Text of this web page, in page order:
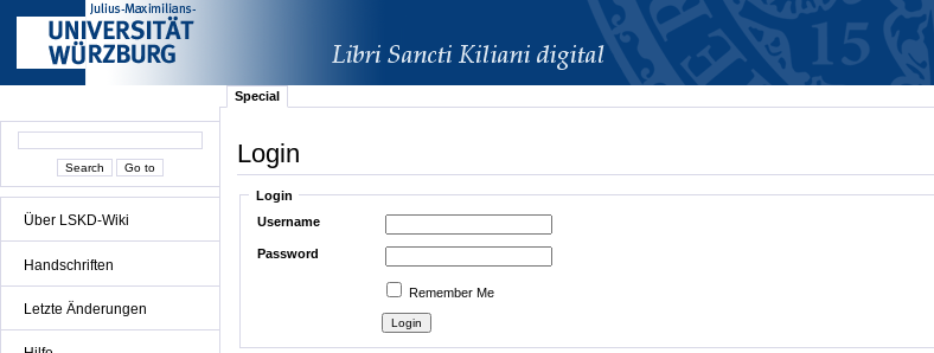
Über LSKD-Wiki
Handschriften
Letzte Änderungen
Special
Login
Login
Username
Password
Remember Me